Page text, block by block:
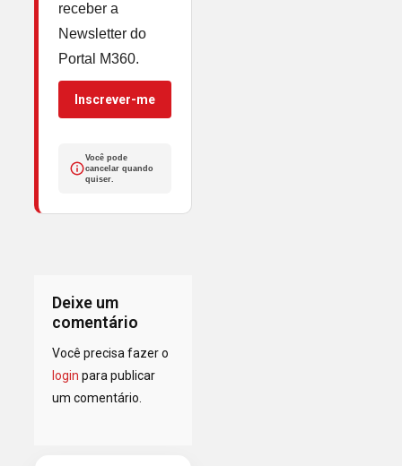
receber a
Newsletter do
Portal M360.
Inscrever-me
Você pode
cancelar quando
quiser.
Deixe um
comentário
Você precisa fazer o
login para publicar
um comentário.